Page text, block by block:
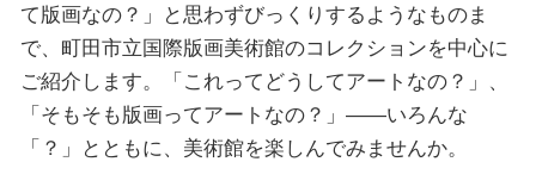
て版画なの？」と思わずびっくりするようなものま
で、町田市立国際版画美術館のコレクションを中心に
ご紹介します。「これってどうしてアートなの？」、
「そもそも版画ってアートなの？」――いろんな
「？」とともに、美術館を楽しんでみませんか。